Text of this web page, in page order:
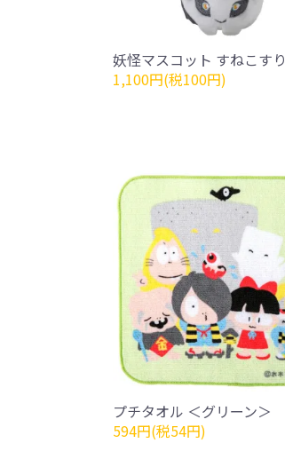
妖怪マスコット すねこすり
1,100円(税100円)
プチタオル ＜グリーン＞
594円(税54円)